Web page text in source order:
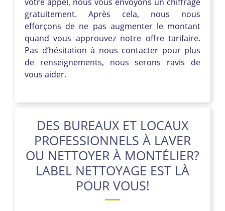
gratuitement. Après cela, nous nous
efforçons de ne pas augmenter le montant
quand vous approuvez notre offre tarifaire.
Pas d’hésitation à nous contacter pour plus
de renseignements, nous serons ravis de
vous aider.
DES BUREAUX ET LOCAUX
PROFESSIONNELS À LAVER
OU NETTOYER À MONTÉLIER?
LABEL NETTOYAGE EST LÀ
POUR VOUS!